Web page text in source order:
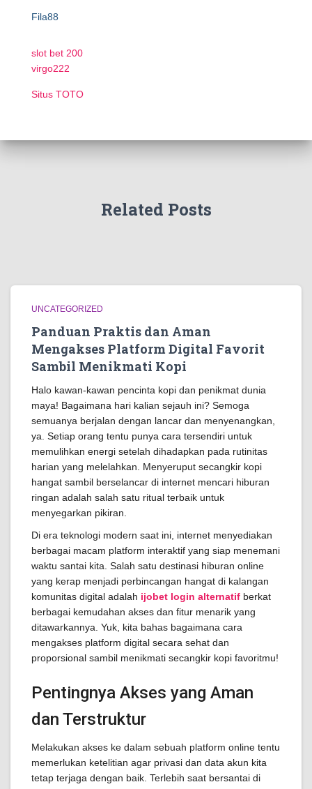
Fila88
slot bet 200
virgo222
Situs TOTO
Related Posts
UNCATEGORIZED
Panduan Praktis dan Aman
Mengakses Platform Digital Favorit
Sambil Menikmati Kopi
Halo kawan-kawan pencinta kopi dan penikmat dunia
maya! Bagaimana hari kalian sejauh ini? Semoga
semuanya berjalan dengan lancar dan menyenangkan,
ya. Setiap orang tentu punya cara tersendiri untuk
memulihkan energi setelah dihadapkan pada rutinitas
harian yang melelahkan. Menyeruput secangkir kopi
hangat sambil berselancar di internet mencari hiburan
ringan adalah salah satu ritual terbaik untuk
menyegarkan pikiran.
Di era teknologi modern saat ini, internet menyediakan
berbagai macam platform interaktif yang siap menemani
waktu santai kita. Salah satu destinasi hiburan online
yang kerap menjadi perbincangan hangat di kalangan
komunitas digital adalah ijobet login alternatif berkat
berbagai kemudahan akses dan fitur menarik yang
ditawarkannya. Yuk, kita bahas bagaimana cara
mengakses platform digital secara sehat dan
proporsional sambil menikmati secangkir kopi favoritmu!
Pentingnya Akses yang Aman
dan Terstruktur
Melakukan akses ke dalam sebuah platform online tentu
memerlukan ketelitian agar privasi dan data akun kita
tetap terjaga dengan baik. Terlebih saat bersantai di